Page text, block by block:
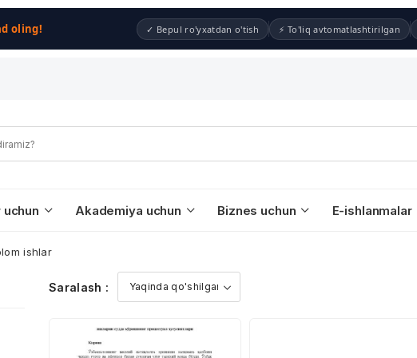
oling! ✓ Bepul ro'yxatdan o'tish ⚡ To'liq avtomatlashtirilgan
Akademiya uchun Biznes uchun E-ishlanmalar
ishlar
Saralash :